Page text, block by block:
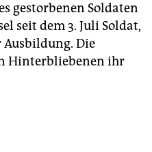
gestorbenen Soldaten
seit dem 3. Juli Soldat,
Ausbildung. Die
Hinterbliebenen ihr